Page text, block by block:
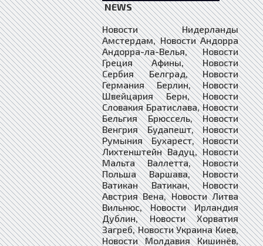
NEWS
Новости Нидерланды Амстердам, Новости Андорра Андорра-ла-Велья, Новости Греция Афины, Новости Сербия Белград, Новости Германия Берлин, Новости Швейцария Берн, Новости Словакия Братислава, Новости Бельгия Брюссель, Новости Венгрия Будапешт, Новости Румыния Бухарест, Новости Лихтенштейн Вадуц, Новости Мальта Валлетта, Новости Польша Варшава, Новости Ватикан Ватикан, Новости Австрия Вена, Новости Литва Вильнюс, Новости Ирландия Дублин, Новости Хорватия Загреб, Новости Украина Киев, Новости Молдавия Кишинёв, Новости Дания Копенгаген, Новости Португалия Лиссабон, Новости Великобритания Лондон, Новости Словения Любляна, Новости Люксембург Люксембург, Новости Испания Мадрид, Новости Белоруссия Минск, Новости Монако Монако, Новости Россия Москва, Новости Норвегия Осло, Новости Франция Париж, Новости Черногория Подгорица, Новости Чехия Прага, Новости Исландия Рейкьявик, Новости Латвия Рига, Новости Италия Рим, Новости Сан-Марино Сан-Марино, Новости Босния и Герцеговина Сараево, Новости Северная Македония Скопье, Новости Болгария София, Новости Швеция Стокгольм, Новости Эстония Таллин, Новости Албания Тирана, Новости Финляндия Хельсинки, Новости Донецкая Народная Республика Донецк, Новости Луганская Народная Республика Луганск, Новости Республика Косово Приштина, Новости Приднестровская Молдавская Республика Тирасполь, Новости ОАЭ Абу-Даби, Новости Иордания Амман, Новости Турция Анкара, Новости Туркмения Ашхабад, Новости Ирак Багдад, Новости Азербайджан Баку, Новости Таиланд Бангкок, Новости Бруней Бандар-Сери-Бегаван, Новости Ливан Бейрут, Новости Киргизия Бишкек, Новости Лаос Вьентьян, Новости Бангладеш Дакка, Новости Сирия Дамаск, Новости Индия Индия Дели (Нью-Дели), Новости Индонезия Джакарта, Новости Восточный Тимор Дили, Новости Катар Доха, Новости Таджикистан Душанбе, Новости Армения Ереван, Новости Израиль Иерусалим, Новости Пакистан Исламабад, Новости Афганистан Кабул, Новости Непал Катманду, Новости Малайзия Куала-Лумпур, Новости Мальдивы Мале, Новости Бахрейн Манама, Новости Филиппины Манила, Новости Оман Маскат, Новости Мьянма Нейпьидо, Новости Кипр Никосия, Новости Казахстан Нур-Султан, Новости Китай Пекин, Новости Камбоджа Пномпень, Новости КНДР Пхеньян, Новости Йемен Сана, Новости Республика Корея Сеул, Новости Сингапур Сингапур, Новости Узбекистан Ташкент, Новости Грузия Тбилиси, Новости Иран Тегеран, Новости Япония Токио, Новости Бутан Тхимпху, Новости Монголия Улан-Батор, Новости Вьетнам Ханой, Новости Шри-Ланка Шри-Джаяварденепура-Котте, Новости Кувейт Эль-Кувейт, Новости Саудовская Аравия Эр-Рияд, Новости Азад Кашмир Музаффарабад, Новости Северный Кипр Никосия, Новости Государство Палестина Рамалла, Новости НКР Степанакерт, Новости Республика Абхазия Сухум, Новости Китайская Республика Тайбэй, Новости Южная Осетия Цхинвал, Новости Нигерия Абуджа, Новости Эфиопия Аддис-Абеба, Новости Гана Аккра, Новости Алжир Алжир, Новости Мадагаскар Антананариву, Новости Эритрея Асмэра, Новости Мали Бамако, Новости ЦАР Банги, Новости Гамбия Банжул, Новости Гвинея-Бисау Бисау, Новости Республика Конго Браззавиль, Новости Сейшельские Острова Виктория, Новости Намибия Виндхук, Новости Ботсвана Габороне, Новости Бурунди Гитега, Новости Сенегал Дакар, Новости Джибути Джибути, Новости Южный Судан Джуба, Новости Танзания Додома, Новости Египет Каир, Новости Уганда Кампала, Новости Руанда Кигали, Новости ДР Конго Киншаса, Новости Гвинея Конакри, Новости Габон Либревиль, Новости Малави Лилонгве, Новости Того Ломе, Новости Ангола Луанда, Новости Замбия Лусака, Новости Экваториальная Гвинея Малабо, Новости Мозамбик Мапуту, Новости Лесото Масеру, Новости Эсватини Мбабане, Новости Сомали Могадишо, Новости Либерия Монровия, Новости Коморы Морони, Новости Кения Найроби, Новости Чад Нджамена, Новости Нигер Ниамей, Новости Мавритания Нуакшот, Новости Маврикий Порт-Луи, Новости Бенин Порто-Ново, Новости Кабо-Верде Прая, Новости ЮАР Претория, Новости Марокко Рабат, Новости Сан-Томе и Принсипи Сан-Томе, Новости Флаг Ливии Ливия Триполи, Новости Тунис Тунис, Новости Буркина-Фасо Уагадугу, Новости Сьерра-Леоне Фритаун, Новости Зимбабве Хараре, Новости Судан Хартум, Новости Кот-д’Ивуар Ямусукро, Новости Камерун Яунде, Новости Сомалиленд Харгейса, Новости Сахарская Арабская Демократическая Республика Тифарити, Новости Парагвай Асунсьон, Новости Сент-Китс и Невис Бастер, Новости Белиз Бельмопан, Новости Колумбия Богота, Новости Бразилия Бразилиа, Новости Барбадос Бриджтаун, Новости Аргентина Буэнос-Айрес, Новости США Вашингтон, Новости Куба Гавана, Новости Гватемала Гватемала, Новости Гайана Джорджтаун, Новости Венесуэла Каракас, Новости Сент-Люсия Кастри, Новости Сент-Винсент и Гренадины Кингстаун, Новости Ямайка Кингстон, Новости Эквадор Кито, Новости Перу Лима, Новости Никарагуа Манагуа, Новости Мексика Мехико, Новости Уругвай Монтевидео, Новости Багамские Острова Нассау, Новости Канада Оттава, Новости Панама Панама, Новости Суринам Парамарибо, Новости Гаити Порт-о-Пренс, Новости Тринидад и Тобаго Порт-оф-Спейн, Новости Доминика Розо, Новости Сальвадор Сан-Сальвадор, Новости Коста-Рика Сан-Хосе, Новости Доминиканская Республика Санто-Доминго, Новости Чили Сантьяго, Новости Антигуа и Барбуда Сент-Джонс, Новости Гренада Сент-Джорджес, Новости Боливия Сукре, Новости Гондурас Тегусигальпа, Новости Самоа Апиа, Новости Новая Зеландия Веллингтон, Новости Австралия Канберра, Новости Маршалловы Острова Маджуро, Новости Палау Нгерулмуд, Новости Тонга Нукуалофа, Новости Микронезия Паликир, Новости Вануату Порт-Вила, Новости Папуа — Новая Гвинея Порт-Морсби, Новости Фиджи Сува, Новости Тувалу Фунафути, Новости Соломоновы Острова Хониара, Новости Кирибати Южная Тарава (Баирики), Новости Науру Науру. News Netherlands Amsterdam, News Andorra Andorra la Vella, News Greece Athens, News Serbia Belgrade, News Germany Berlin, News Switzerland Bern, News Slovakia Bratislava, News Belgium Brussels, News Hungary Budapest, News Romania Bucharest, News Liechtenstein Vaduz, News Malta Valletta, News Poland Warsaw, News Vatican Vatican, News Austria Vienna, News Lithuania Vilnius, News Ireland Dublin, News Croatia Zagreb, News Ukraine Kiev, News Moldova Chisinau, News Denmark Copenhagen, News Portugal Lisbon, News UK London, News Slovenia Ljubljana, News Luxembourg Luxembourg, News Spain Madrid, News Belarus Minsk, News Monaco Monaco, News Russia Moscow, News Norway Oslo, News France Paris, News Montenegro Podgorica, News Czech Republic Prague, News Iceland Reykjavik, News Latvia Riga, News Italy Rome, News San Marino San Marino, News Bosnia and Herzegovina Sarajevo, News North Macedonia Skopje, News Bulgaria Sofia, News Sweden Stockholm, News Estonia Tallinn, News Albania Tirana, News Finland Helsinki, News Donetsk People’s Republic of Donetsk, News Lugansk People's Republic of Lugansk, News Republic of Kosovo Pristina, News Transnistrian Moldavian Republic Tiraspol, News UAE Abu Dhabi, News Jordan Amman, News Turkey Ankara, News Turkmenistan Ashgabat, News Iraq Baghdad, News Azerbaijan Baku, News Thailand Bangkok, News Brunei Bandar Seri Begawan, News Lebanon Beirut, News Kyrgyzstan Bishkek, News Laos Vientiane, News Bangladeshi Dhaka, News Syria Damascus, News India India Delhi (New Delhi), News Indonesia Jakarta, News East Timor Dili, News Qatar Doha, News Tajikistan Dushanbe, News Armenia Yerevan, News Israel Jerusalem, News Pakistan Islamabad, News Afghanistan Kabul, News Nepal Kathmandu, News Malaysia Kuala Lumpur, News Maldives Male, News Bahrain Manama, News Philippines Manila, News Oman Muscat, News Myanmar Naypyidaw, News Cyprus Nicosia, News Kazakhstan Nur-Sultan, News Beijing China, News Cambodia Phnom Penh, News DPRK Pyongyang, News Yemen Sana, News Republic of Korea Seoul, News Singapore Singapore, News Uzbekistan Tashkent, News Georgia Tbilisi, News Iran Tehran, News Japan Tokyo, News Bhutan Thimphu, News Mongolia Ulan Bator, News Vietnam Hanoi, News Sri Lanka Sri Jayawardenepura Kotte, News Kuwait Kuwait, News Saudi Arabia Riyadh, News Azad Kashmir Muzaffarabad, News Northern Cyprus Nicosia, News State of Palestine Ramallah, News NKR Stepanakert, News Republic of Abkhazia Sukhum, News Taipei Republic of China, News South Ossetia Tskhinval, News Nigeria Abuja, News Ethiopia Addis Ababa, News Ghana Accra, News Algeria Algeria, News Madagascar Antananarivo, News Eritrea Asmara, News Mali Bamako, News CAR Bangui, News Gambia Banjul, News Guinea-Bissau Bissau, News Republic of the Congo Brazzaville, News Seychelles Victoria, News Namibia Windhoek, News Botswana Gaborone, News Burundi Gitega, News Senegal Dakar, News Djibouti Djibouti, News South Sudan Juba, News Tanzania Dodoma, News Egypt Cairo, News Uganda Kampala, News Rwanda Kigali, News DR Congo Kinshasa, News Guinea Conakry, News Gabon Libreville, News Malawi Lilongwe, News Togo Lome, News Angola Luanda, News Zambia Lusaka, News Equatorial Guinea Malabo, News Mozambique Maputo, News Lesotho Maseru, News Esvatini Mbabane, News Somalia Mogadishu, News Liberia Monrovia, News of Comoros Moroni, News Kenya Nairobi, News Chad N'Djamena, News Niger Niamey, News Mauritania Nouakchott, News Mauritius Port Louis, News Benin Porto Novo, News Cape Verde Praia, News South Africa Pretoria, News Morocco Rabat, News Sao Tome and Principe Sao Tome, News Flag of Libya Libya Tripoli, News Tunisia Tunisia, News Burkina Faso Ouagadougou, News Sierra Leone Freetown, News Zimbabwe Harare, News Sudan Khartoum, News Cote d’Ivoire Yamoussoukro, News Cameroon Yaounde, News Somaliland Hargeisa, News Sahara Arab Democratic Republic of Tifariti, News Paraguay Asuncion, News St. Kitts and Nevis Buster, News Belize Belmopan, News Colombia Bogotá, News Brazil Brasilia, News Barbados Bridgetown, News Argentina Buenos Aires, News US Washington, News Cuba Havana, News Guatemala Guatemala, News Guyana Georgetown, News Venezuela Caracas, News St Lucia Castries, News of Saint Vincent and the Grenadines Kingstown, News Jamaica Kingston, News Ecuador Quito, News Peru Lima, News Nicaragua Managua, News Mexico City Mexico, News Uruguay M